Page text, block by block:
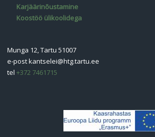
Karjäärinõustamine
Koostöö ülikoolidega
Munga 12, Tartu 51007
e-postkantselei@htg.tartu.ee
tel+372 7461715